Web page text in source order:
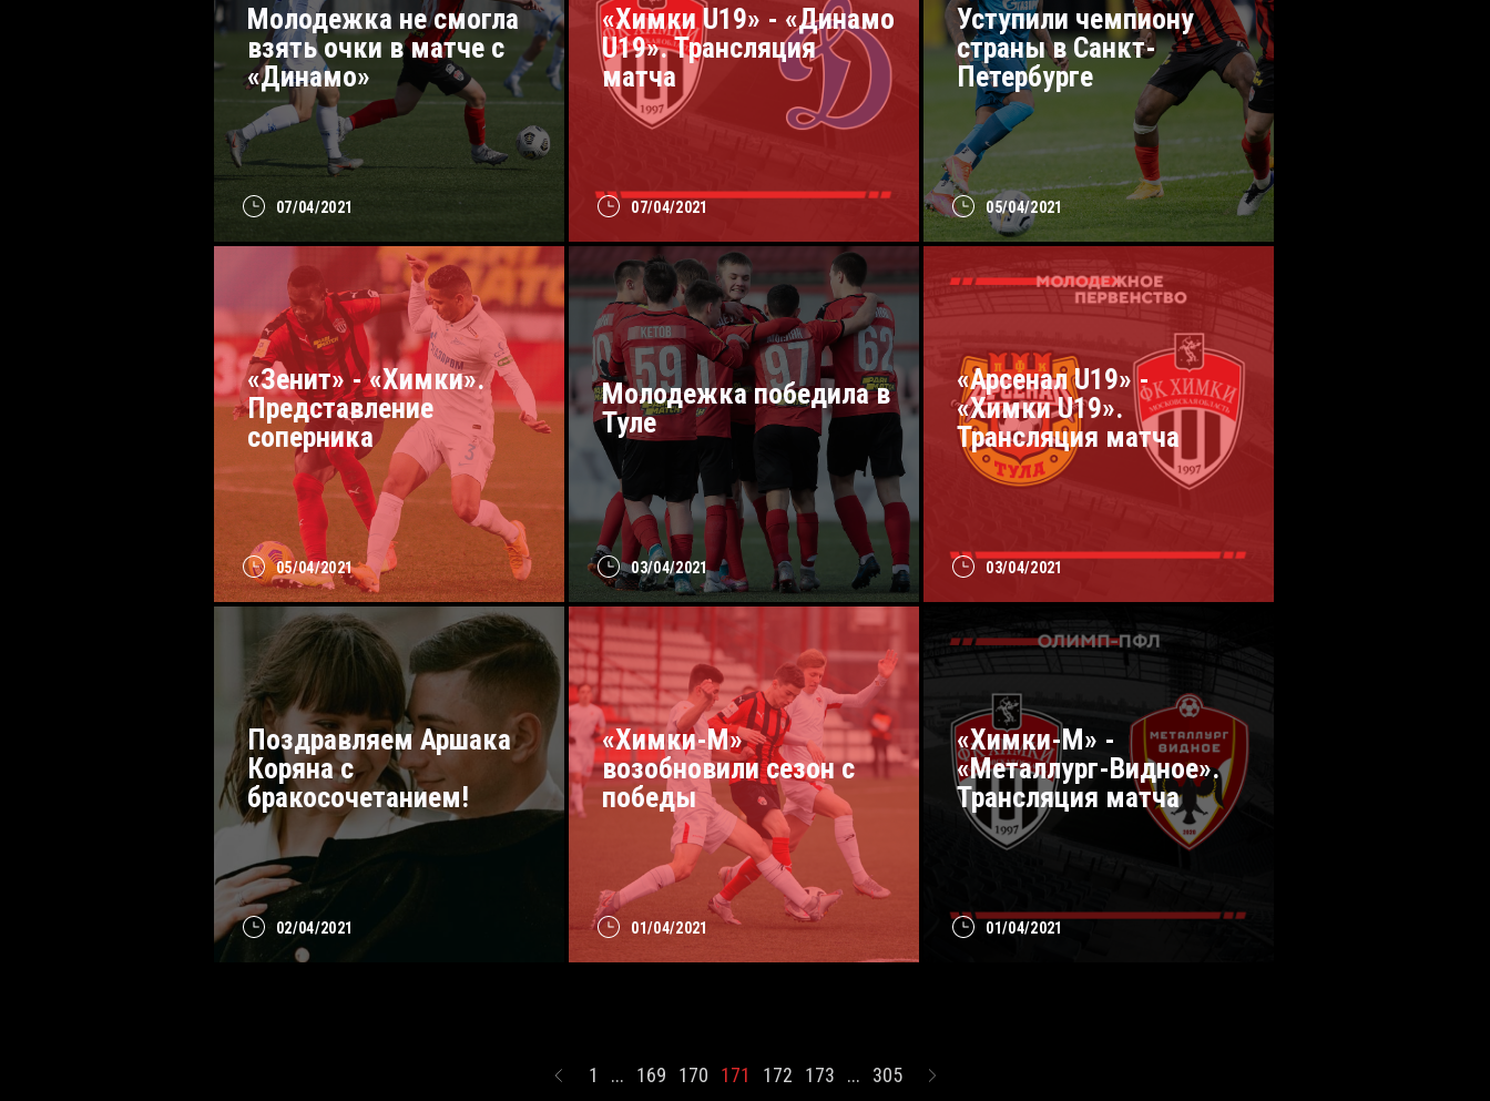
07/04/2021
Молодежка не смогла
взять очки в матче с
«Динамо»
07/04/2021
«Химки U19» - «Динамо
U19». Трансляция
матча
05/04/2021
Уступили чемпиону
страны в Санкт-
Петербурге
05/04/2021
«Зенит» - «Химки».
Представление
соперника
03/04/2021
Молодежка победила в
Туле
03/04/2021
«Арсенал U19» -
«Химки U19».
Трансляция матча
02/04/2021
Поздравляем Аршака
Коряна с
бракосочетанием!
01/04/2021
«Химки-М»
возобновили сезон с
победы
01/04/2021
«Химки-М» -
«Металлург-Видное».
Трансляция матча
1 ... 169 170 171 172 173 ... 305